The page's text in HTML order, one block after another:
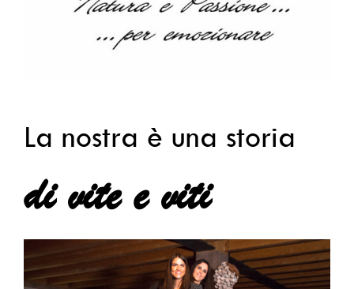
La nostra è una storia
di vite e viti